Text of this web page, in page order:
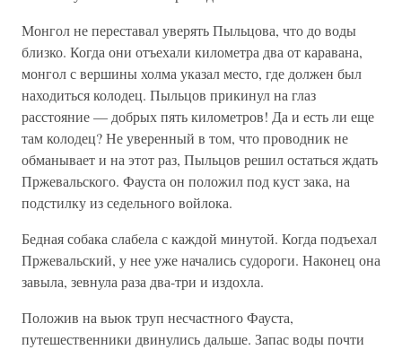
Монгол не переставал уверять Пыльцова, что до воды
близко. Когда они отъехали километра два от каравана,
монгол с вершины холма указал место, где должен был
находиться колодец. Пыльцов прикинул на глаз
расстояние — добрых пять километров! Да и есть ли еще
там колодец? Не уверенный в том, что проводник не
обманывает и на этот раз, Пыльцов решил остаться ждать
Пржевальского. Фауста он положил под куст зака, на
подстилку из седельного войлока.
Бедная собака слабела с каждой минутой. Когда подъехал
Пржевальский, у нее уже начались судороги. Наконец она
завыла, зевнула раза два-три и издохла.
Положив на вьюк труп несчастного Фауста,
путешественники двинулись дальше. Запас воды почти